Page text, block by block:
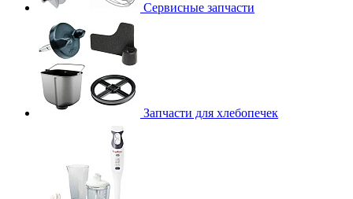
Сервисные запчасти
Запчасти для хлебопечек